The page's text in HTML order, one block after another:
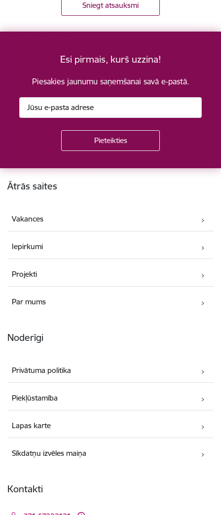
Sniegt atsauksmi
Esi pirmais, kurš uzzina!
Piesakies jaunumu saņemšanai savā e-pastā.
Kājene
Ātrās saites
Vakances
Iepirkumi
Projekti
Par mums
Noderīgi
Privātuma politika
Piekļūstamība
Lapas karte
Sīkdatņu izvēles maiņa
Kontakti